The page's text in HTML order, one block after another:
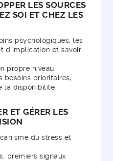
LES SOURCES
SOI ET CHEZ LES
psychologiques, les
d’implication et savoir
propre niveau
besoins prioritaires,
la disponibilité
ET GÉRER LES
du stress et
premiers signaux